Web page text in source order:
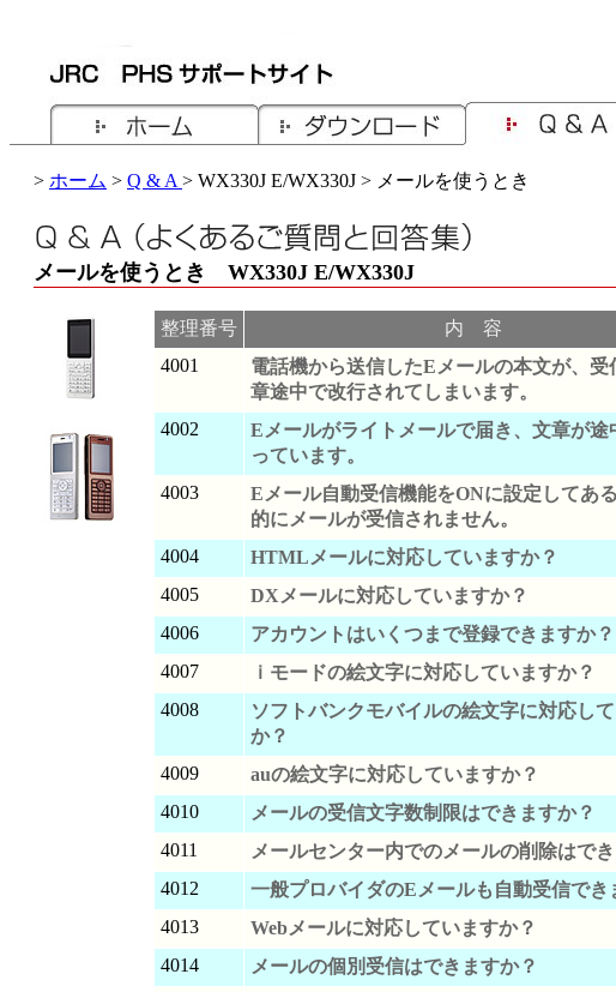
> ホーム > Q & A > WX330J E/WX330J > メールを使うとき
メールを使うとき WX330J E/WX330J
整理番号 内 容
4001
電話機から送信したEメールの本文が、受
章途中で改行されてしまいます。
4002
Eメールがライトメールで届き、文章が途
っています。
4003
Eメール自動受信機能をONに設定してあ
的にメールが受信されません。
4004 HTMLメールに対応していますか？
4005
DXメールに対応していますか？
4006
アカウントはいくつまで登録できますか？
4007
ｉモードの絵文字に対応していますか？
4008
ソフトバンクモバイルの絵文字に対応し
か？
4009 auの絵文字に対応していますか？
4010
メールの受信文字数制限はできますか？
4011
メールセンター内でのメールの削除はで
4012
一般プロバイダのEメールも自動受信でき
4013
Webメールに対応していますか？
4014
メールの個別受信はできますか？